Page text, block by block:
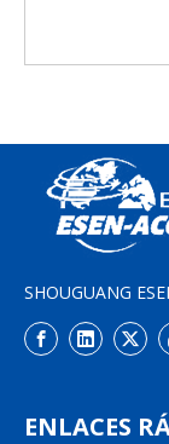
SHOUGUANG
ENLACES